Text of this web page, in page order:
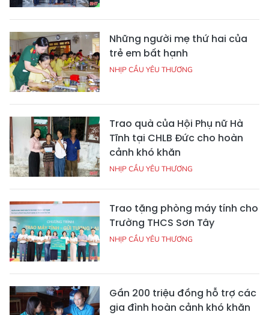
Những người mẹ thứ hai của
trẻ em bất hạnh
NHỊP CẦU YÊU THƯƠNG
Trao quà của Hội Phụ nữ Hà
Tĩnh tại CHLB Đức cho hoàn
cảnh khó khăn
NHỊP CẦU YÊU THƯƠNG
Trao tặng phòng máy tính cho
Trường THCS Sơn Tây
NHỊP CẦU YÊU THƯƠNG
Gần 200 triệu đồng hỗ trợ các
gia đình hoàn cảnh khó khăn